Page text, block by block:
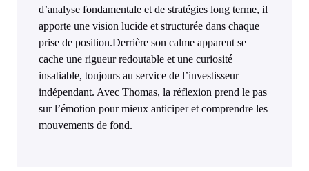
d’analyse fondamentale et de stratégies long terme, il
apporte une vision lucide et structurée dans chaque
prise de position.Derrière son calme apparent se
cache une rigueur redoutable et une curiosité
insatiable, toujours au service de l’investisseur
indépendant. Avec Thomas, la réflexion prend le pas
sur l’émotion pour mieux anticiper et comprendre les
mouvements de fond.